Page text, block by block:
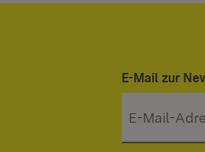
E-Mail zur